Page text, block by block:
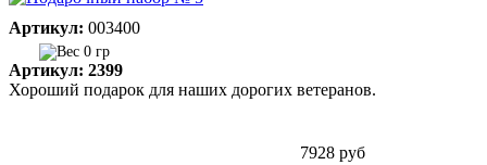
Артикул: 003400
0 гр
Артикул: 2399
Хороший подарок для наших дорогих ветеранов.
7928 руб